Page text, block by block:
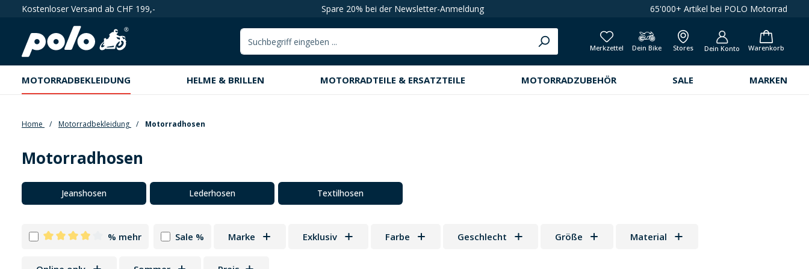
Zur Hauptnavigation springen
Kostenloser Versand ab CHF 199,- Spare 20% bei der Newsletter-Anmeldung 65'000+ Artikel bei POLO Motorrad
Merkzettel Dein Bike Stores Dein Konto Warenkorb
MOTORRADBEKLEIDUNG HELME & BRILLEN MOTORRADTEILE & ERSATZTEILE MOTORRADZUBEHÖR SALE MARKEN
Home Motorradbekleidung Motorradhosen
Motorradhosen
Kategoriegalerie überspringen
Jeanshosen Lederhosen Textilhosen
% mehr Sale % Marke Exklusiv Farbe Geschlecht Größe Material